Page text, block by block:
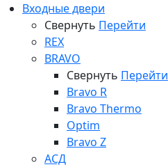
Входные двери
Свернуть Перейти
REX
BRAVO
Свернуть Перейти
Bravo R
Bravo Thermo
Optim
Bravo Z
АСД